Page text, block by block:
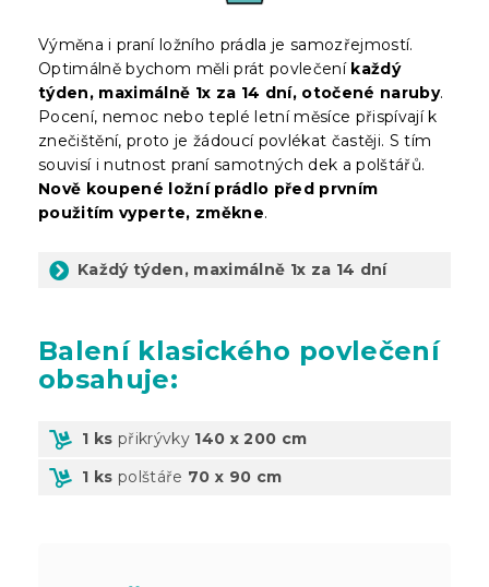
Výměna i praní ložního prádla je samozřejmostí.
Optimálně bychom měli prát povlečení každý
týden, maximálně 1x za 14 dní, otočené naruby.
Pocení, nemoc nebo teplé letní měsíce přispívají k
znečištění, proto je žádoucí povlékat častěji. S tím
souvisí i nutnost praní samotných dek a polštářů.
Nově koupené ložní prádlo před prvním
použitím vyperte, změkne.
Každý týden, maximálně 1x za 14 dní
Baleníklasického povlečení
obsahuje:
1 ks přikrývky 140 x 200 cm
1 ks polštáře 70 x 90 cm